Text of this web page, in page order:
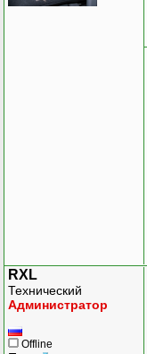
RXL
Технический
Администратор
Offline